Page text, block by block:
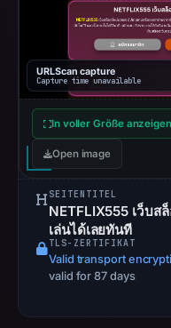
0
URLScan capture
Capture time unavailable
In voller Größe anzeigen
Open image
SEITENTITEL
NETFLIX555 เว็บส
เล่นได้เลยทันที
TLS-ZERTIFIKAT
Valid transport
valid for 87 days